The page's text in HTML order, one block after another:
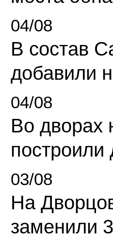
04/08
В состав
добавили
04/08
Во дворах
построили
03/08
На
заменили